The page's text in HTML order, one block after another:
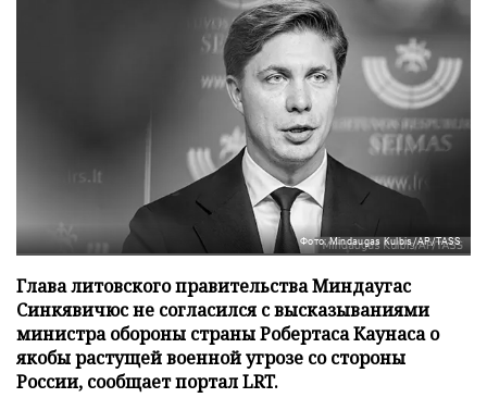
Фото: Mindaugas Kulbis/AP/TASS
Глава литовского правительства Миндаугас
Синкявичюс не согласился с высказываниями
министра обороны страны Робертаса Каунаса о
якобы растущей военной угрозе со стороны
России, сообщает портал LRT.